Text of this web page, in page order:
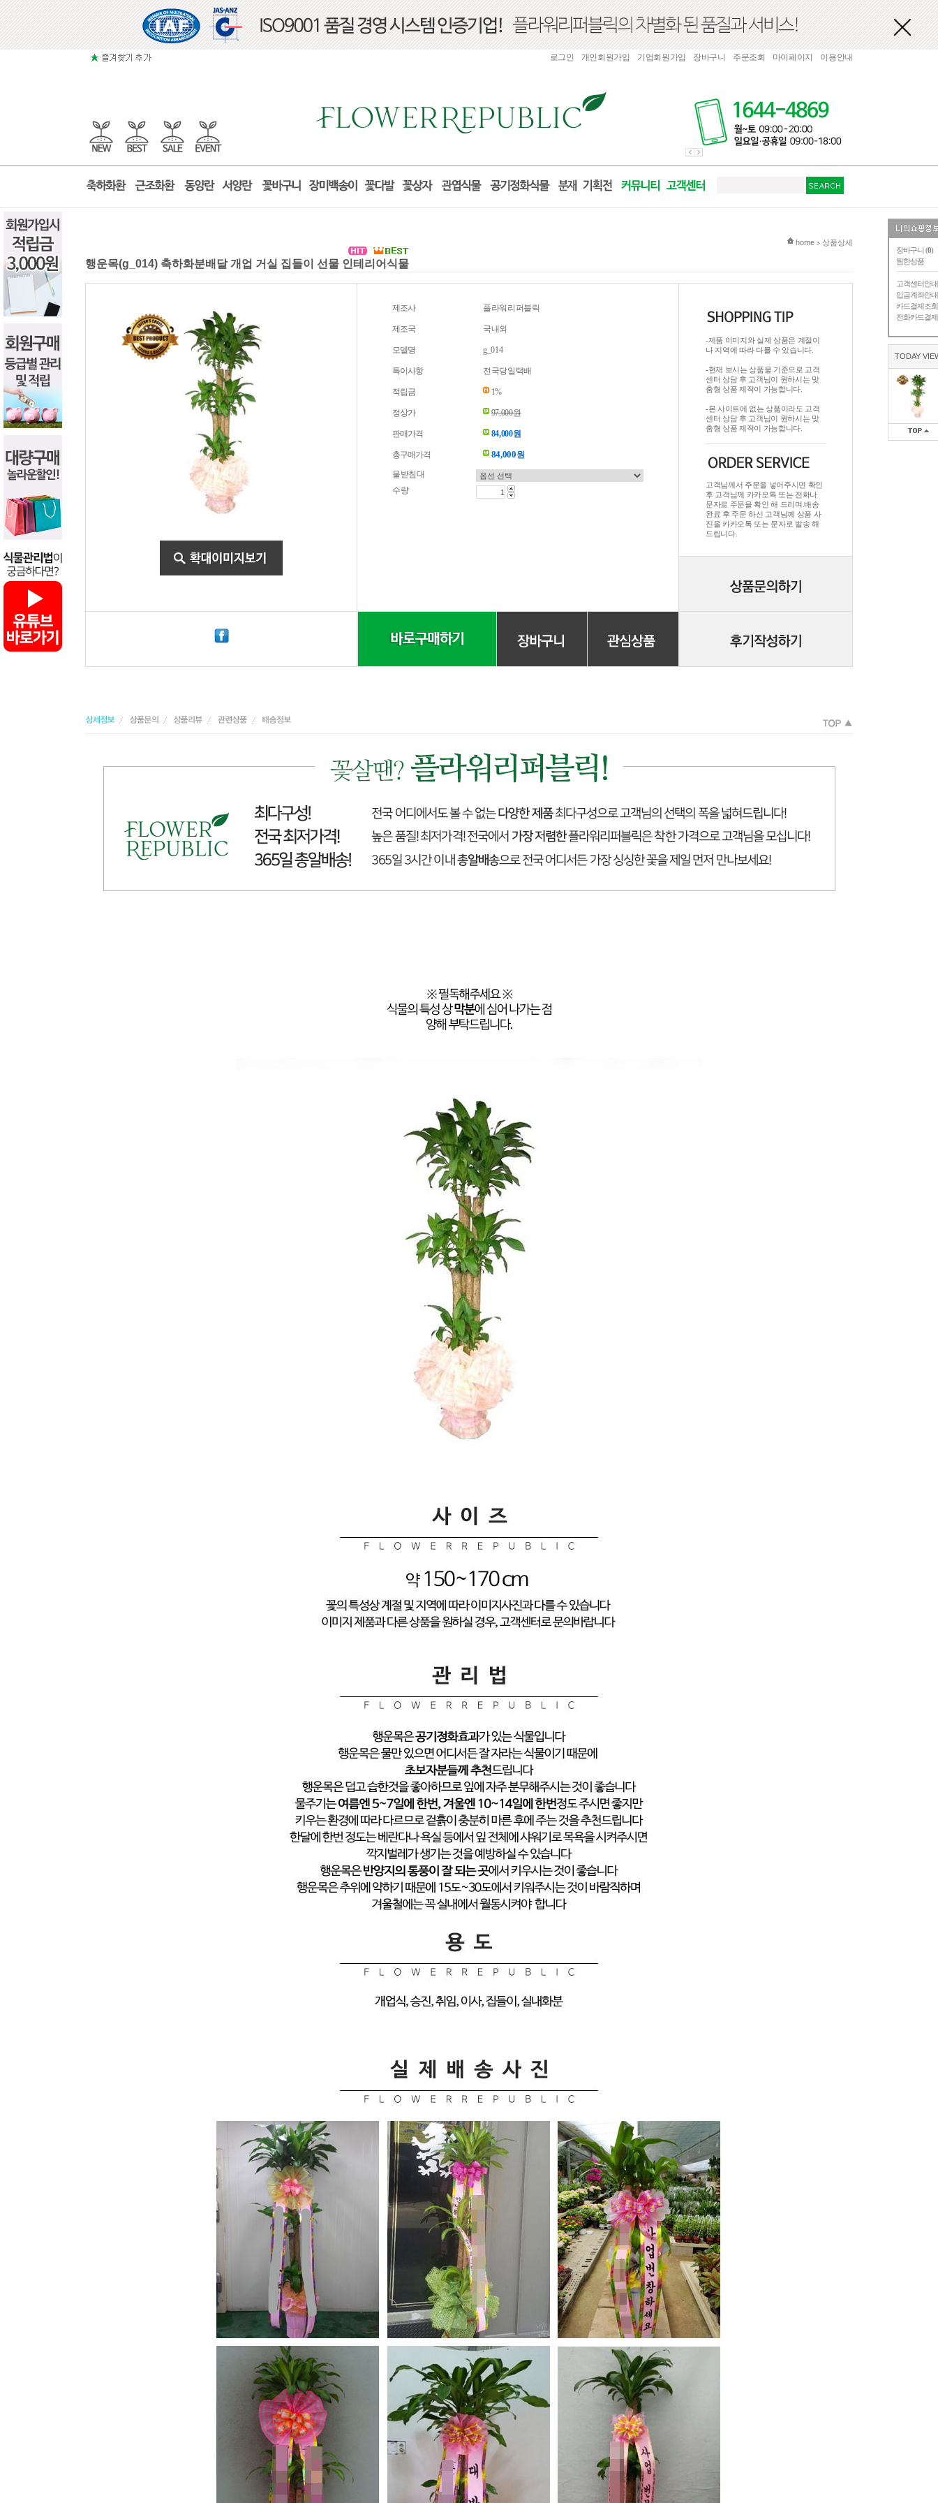
장바구니 (0)
찜한상품
고객센터안내
입금계좌안내
카드결제조회
전화카드결제
TODAY
로그인 개인회원가입 기업회원가입 장바구니 주문조회 마이페이지 이용안내
현재 위치
home > 상품상세
행운목(g_014) 축하화분배달 개업 거실 집들이 선물 인테리어식물
제조사 플라워리퍼블릭
제조국 국내외
모델명 g_014
특이사항 전국당일택배
적립금 1%
정상가 97,000원
판매가격 84,000원
총구매가격 84,000원
물받침대
수량
-제품 이미지와 실제 상품은 계절이
나 지역에 따라 다를 수 있습니다.
-현재 보시는 상품을 기준으로 고객
센터 상담 후 고객님이 원하시는 맞
춤형 상품 제작이 가능합니다.
-본 사이트에 없는 상품이라도 고객
센터 상담 후 고객님이 원하시는 맞
춤형 상품 제작이 가능합니다.
고객님께서 주문을 넣어주시면 확인
후 고객님께 카카오톡 또는 전화나
문자로 주문을 확인 해 드리며.배송
완료 후 주문 하신 고객님께 상품 사
진을 카카오톡 또는 문자로 발송 해
드립니다.